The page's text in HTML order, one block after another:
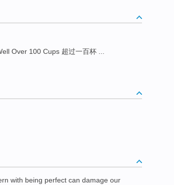
Over 100 Cups 超过一百杯 ...
with being perfect can damage our